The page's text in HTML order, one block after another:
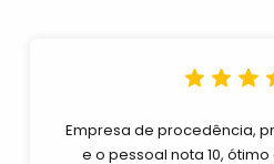
Empresa de procedência,
e o pessoal nota 10,